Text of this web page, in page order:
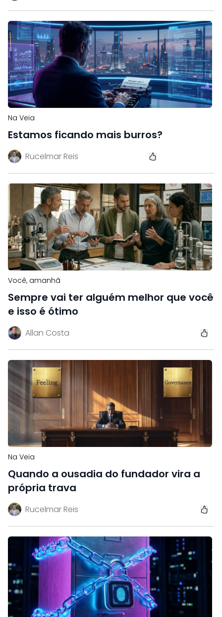
Na Veia
Estamos ficando mais burros?
Rucelmar Reis
Você, amanhã
Sempre vai ter alguém melhor que você
e isso é ótimo
Allan Costa
Na Veia
Quando a ousadia do fundador vira a
própria trava
Rucelmar Reis